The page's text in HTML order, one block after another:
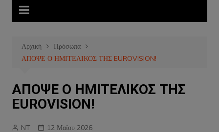
Αρχική
Πρόσωπα
ΑΠΟΨΕ Ο ΗΜΙΤΕΛΙΚΟΣ ΤΗΣ EUROVISION!
ΑΠΟΨΕ Ο ΗΜΙΤΕΛΙΚΟΣ ΤΗΣ
EUROVISION!
NT 12 Μαΐου 2026